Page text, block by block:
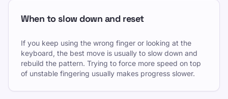
When to slow down and reset
If you keep using the wrong finger or looking at the
keyboard, the best move is usually to slow down and
rebuild the pattern. Trying to force more speed on top
of unstable fingering usually makes progress slower.